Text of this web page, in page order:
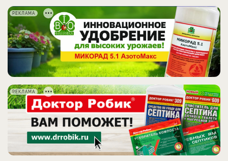
РЕКЛАМА
РЕКЛАМА